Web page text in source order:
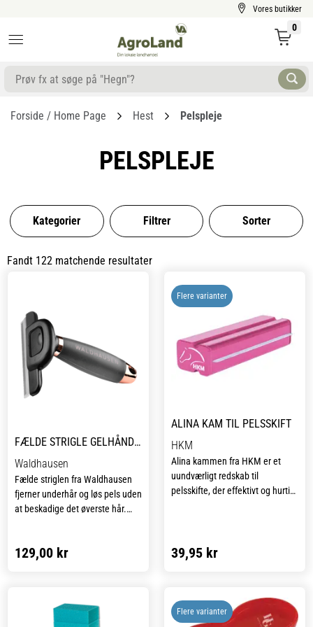
Vores butikker
0
Forside / Home Page Hest Pelspleje
PELSPLEJE
Kategorier Filtrer Sorter
Fandt 122 matchende resultater
FÆLDE STRIGLE GELHÅNDTAG
Waldhausen
Fælde striglen fra Waldhausen
fjerner underhår og løs pels uden
at beskadige det øverste hår.
skinnende pels. Gelhåndtaget af
129,00 kr
Flere varianter
ALINA KAM TIL PELSSKIFT
HKM
Alina kammen fra HKM er et
uundværligt redskab til
pelsskifte, der effektivt og hurtigt
plastmateriale, er kammen
holdbar og nem at håndtere,
velegnet til følsomme heste,
samtidig med at den stimulerer
39,95 kr
Flere varianter